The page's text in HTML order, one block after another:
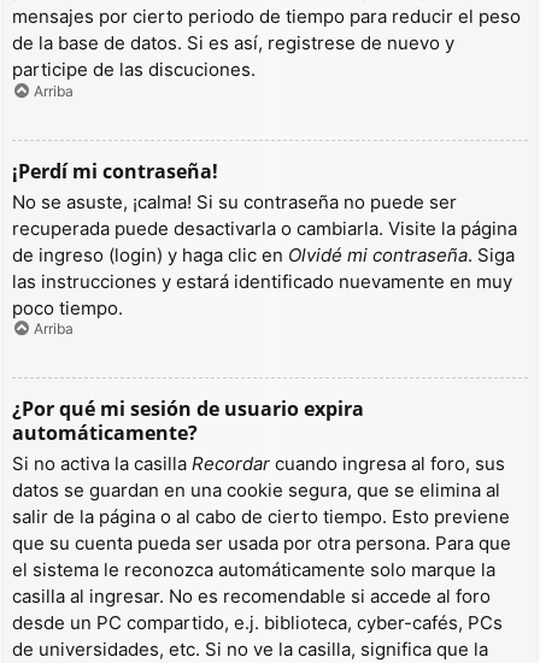
mensajes por cierto periodo de tiempo para reducir el peso
de la base de datos. Si es así, registrese de nuevo y
participe de las discuciones.
Arriba
¡Perdí mi contraseña!
No se asuste, ¡calma! Si su contraseña no puede ser
recuperada puede desactivarla o cambiarla. Visite la página
de ingreso (login) y haga clic en Olvidé mi contraseña. Siga
las instrucciones y estará identificado nuevamente en muy
poco tiempo.
Arriba
¿Por qué mi sesión de usuario expira
automáticamente?
Si no activa la casilla Recordar cuando ingresa al foro, sus
datos se guardan en una cookie segura, que se elimina al
salir de la página o al cabo de cierto tiempo. Esto previene
que su cuenta pueda ser usada por otra persona. Para que
el sistema le reconozca automáticamente solo marque la
casilla al ingresar. No es recomendable si accede al foro
desde un PC compartido, e.j. biblioteca, cyber-cafés, PCs
de universidades, etc. Si no ve la casilla, significa que la